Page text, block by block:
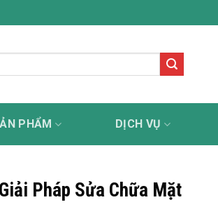
tâm - chuyên nghiệp - trách nhiệm
PHẨM DỊCH VỤ
Pháp Sửa Chữa Mặt